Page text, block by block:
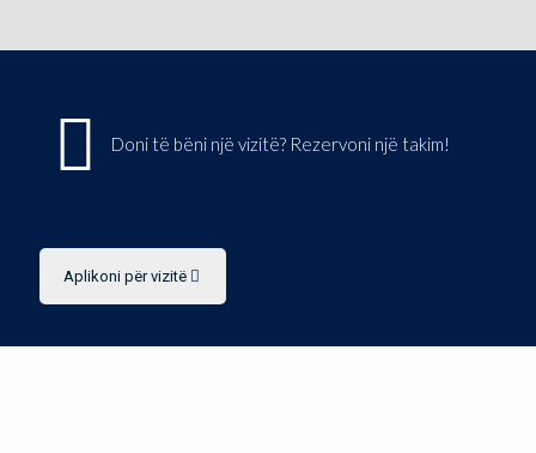
Doni të bëni një vizitë? Rezervoni një takim!
Aplikoni për vizitë